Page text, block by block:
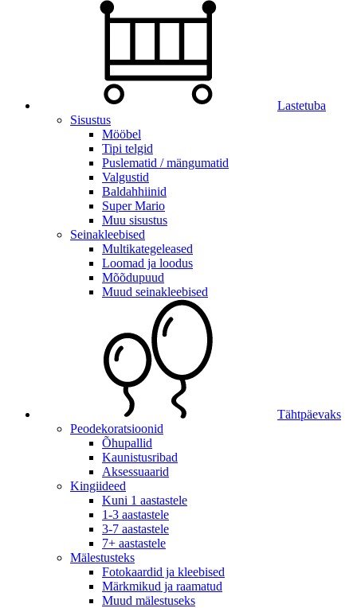
Lastetuba
Sisustus
Mööbel
Tipi telgid
Puslematid / mängumatid
Valgustid
Baldahhiinid
Super Mario
Muu sisustus
Seinakleebised
Multikategeleased
Loomad ja loodus
Mõõdupuud
Muud seinakleebised
Tähtpäevaks
Peodekoratsioonid
Õhupallid
Kaunistusribad
Aksessuaarid
Kingiideed
Kuni 1 aastastele
1-3 aastastele
3-7 aastastele
7+ aastastele
Mälestusteks
Fotokaardid ja kleebised
Märkmikud ja raamatud
Muud mälestuseks